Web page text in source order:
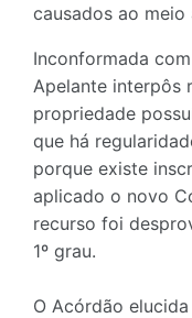
causados ao meio
Inconformada
Apelante interpôs
propriedade
que há
porque existe
aplicado o novo
recurso foi
1º grau.
O Acórdão